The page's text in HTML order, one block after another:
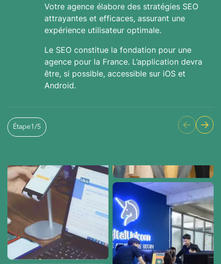
Votre agence élabore des stratégies SEO
attrayantes et efficaces, assurant une
expérience utilisateur optimale.
Le SEO constitue la fondation pour une
agence pour la France. L’application devra
être, si possible, accessible sur iOS et
Android.
Étape1 /5